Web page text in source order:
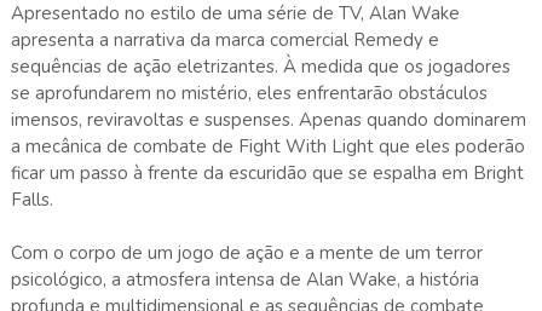
Apresentado no estilo de uma série de TV, Alan Wake
apresenta a narrativa da marca comercial Remedy e
sequências de ação eletrizantes. À medida que os jogadores
se aprofundarem no mistério, eles enfrentarão obstáculos
imensos, reviravoltas e suspenses. Apenas quando dominarem
a mecânica de combate de Fight With Light que eles poderão
ficar um passo à frente da escuridão que se espalha em Bright
Falls.
Com o corpo de um jogo de ação e a mente de um terror
psicológico, a atmosfera intensa de Alan Wake, a história